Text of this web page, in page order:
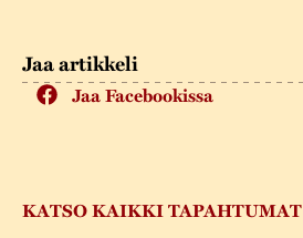
Jaa artikkeli
Jaa Facebookissa
KATSO KAIKKI TAPAHTUMAT